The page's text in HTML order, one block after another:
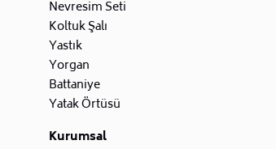
Nevresim Seti
Koltuk Şalı
Yastık
Yorgan
Battaniye
Yatak Örtüsü
Kurumsal